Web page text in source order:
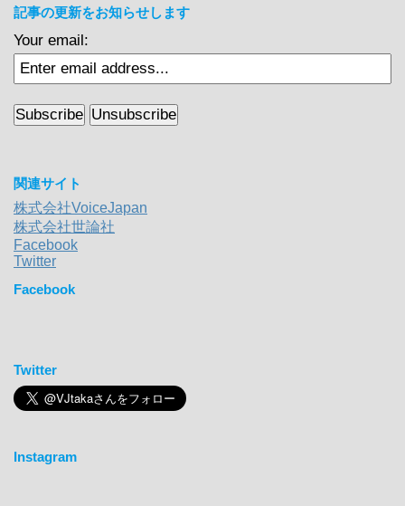
記事の更新をお知らせします
Your email:
関連サイト
株式会社VoiceJapan
株式会社世論社
Facebook
Twitter
Facebook
Twitter
Instagram